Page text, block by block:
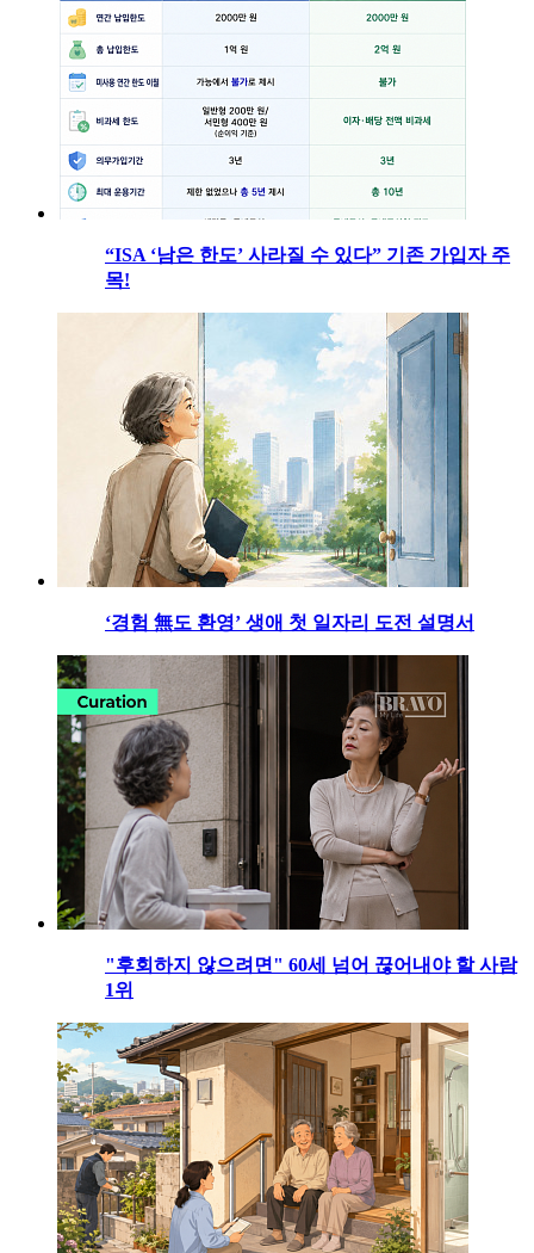
“ISA ‘남은 한도’ 사라질 수 있다” 기존 가입자 주
목!
‘경험 無도 환영’ 생애 첫 일자리 도전 설명서
"후회하지 않으려면" 60세 넘어 끊어내야 할 사람
1위